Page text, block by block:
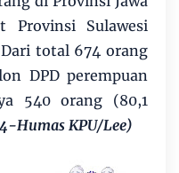
Provinsi Sulawesi
total 674 orang
DPD perempuan
540 orang (80,1
Humas KPU/Lee)